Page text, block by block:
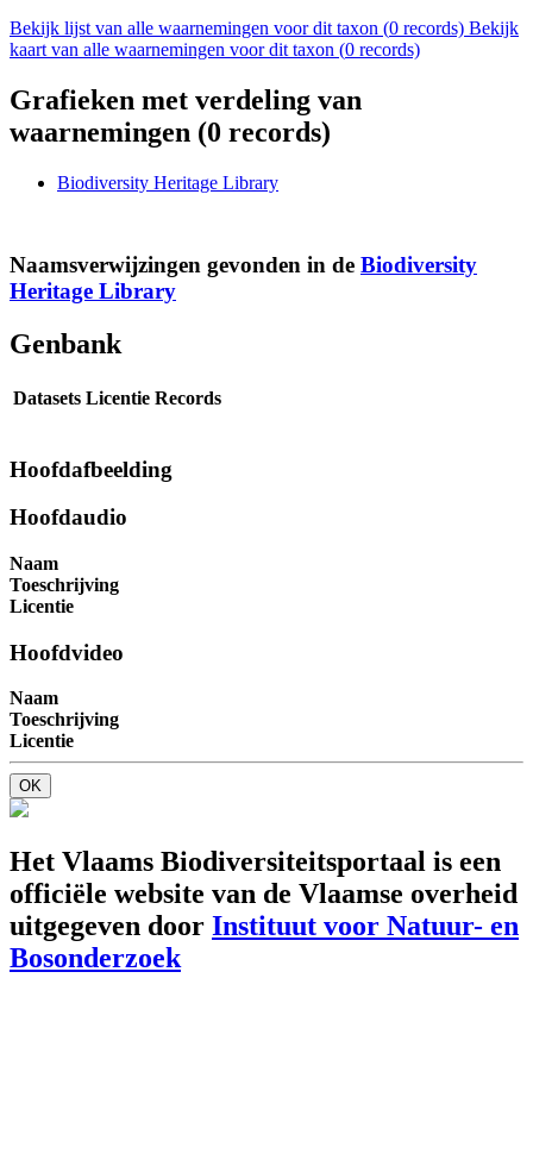
Bekijk lijst van alle waarnemingen voor dit taxon (0 records) Bekijk
kaart van alle waarnemingen voor dit taxon (0 records)
Grafieken met verdeling van
waarnemingen (0 records)
Biodiversity Heritage Library
Naamsverwijzingen gevonden in de Biodiversity
Heritage Library
Genbank
Datasets Licentie Records
Hoofdafbeelding
Hoofdaudio
Naam
Toeschrijving
Licentie
Hoofdvideo
Naam
Toeschrijving
Licentie
OK
Het Vlaams Biodiversiteitsportaal is een
officiële website van de Vlaamse overheid
uitgegeven door Instituut voor Natuur- en
Bosonderzoek